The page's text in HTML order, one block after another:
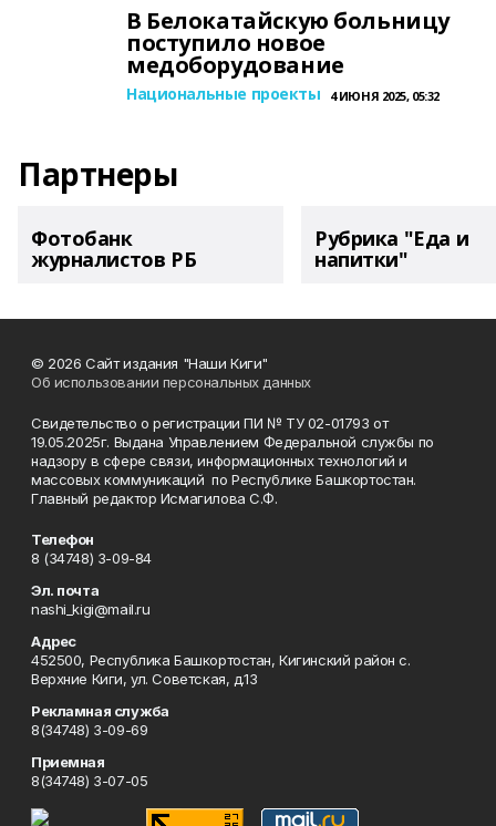
В Белокатайскую больницу
поступило новое
медоборудование
Национальные проекты 4 ИЮНЯ 2025, 05:32
Партнеры
Фотобанк
журналистов РБ
Рубрика "Еда и
напитки"
© 2026 Сайт издания "Наши Киги"
Об использовании персональных данных
Свидетельство о регистрации ПИ № ТУ 02-01793 от
19.05.2025г. Выдана Управлением Федеральной службы по
надзору в сфере связи, информационных технологий и
массовых коммуникаций по Республике Башкортостан.
Главный редактор Исмагилова С.Ф.
Телефон
8 (34748) 3-09-84
Эл. почта
nashi_kigi@mail.ru
Адрес
452500, Республика Башкортостан, Кигинский район с.
Верхние Киги, ул. Советская, д.13
Рекламная служба
8(34748) 3-09-69
Приемная
8(34748) 3-07-05